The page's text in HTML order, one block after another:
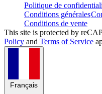
Politique de
Conditions générales
Conditions de vente
This site is protected by
Policy and Terms of Service
Français